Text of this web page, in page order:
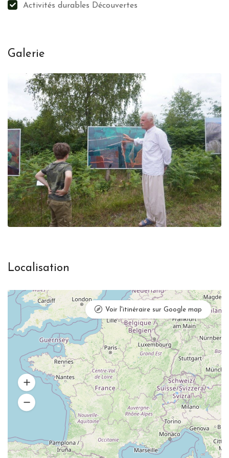
Activités durables Découvertes
Galerie
Localisation
Voir l'itinéraire sur Google map